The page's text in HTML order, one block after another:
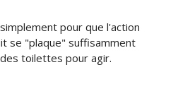
pour que l'action
se "plaque" suffisamment
toilettes pour agir.